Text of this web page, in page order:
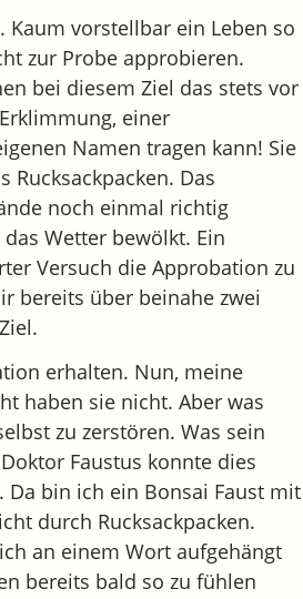
Kaum vorstellbar ein Leben so
zur Probe approbieren.
bei diesem Ziel das stets vor
einer
Namen tragen kann! Sie
Rucksackpacken. Das
noch einmal richtig
Wetter bewölkt. Ein
Versuch die Approbation zu
bereits über beinahe zwei
erhalten. Nun, meine
haben sie nicht. Aber was
zu zerstören. Was sein
Faustus konnte dies
bin ich ein Bonsai Faust mit
durch Rucksackpacken.
an einem Wort aufgehängt
bereits bald so zu fühlen